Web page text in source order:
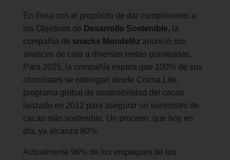
En línea con el propósito de dar cumplimiento a
los Objetivos de Desarrollo Sostenible, la
compañía de snacks Mondelēz anunció sus
avances de cara a diversas metas planteadas.
Para 2025, la compañía espera que 100% de sus
chocolates se obtengan desde Cocoa Life,
programa global de sostenibilidad del cacao
lanzado en 2012 para asegurar un suministro de
cacao más sostenible. Un proceso, que hoy en
día, ya alcanza 80%.
Actualmente 96% de los empaques de los